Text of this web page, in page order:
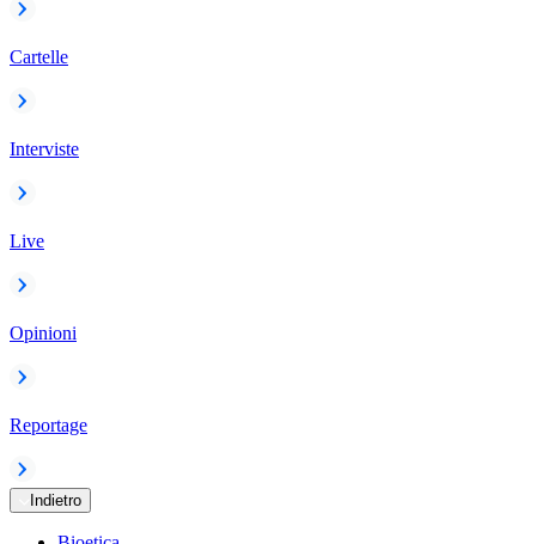
Cartelle
Interviste
Live
Opinioni
Reportage
Indietro